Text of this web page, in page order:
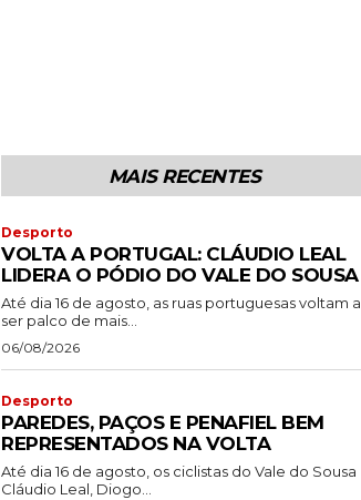
MAIS RECENTES
Desporto
VOLTA A PORTUGAL: CLÁUDIO LEAL
LIDERA O PÓDIO DO VALE DO SOUSA
Até dia 16 de agosto, as ruas portuguesas voltam a
ser palco de mais...
06/08/2026
Desporto
PAREDES, PAÇOS E PENAFIEL BEM
REPRESENTADOS NA VOLTA
Até dia 16 de agosto, os ciclistas do Vale do Sousa
Cláudio Leal, Diogo...